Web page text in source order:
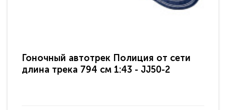
Гоночный автотрек Полиция от сети
длина трека 794 см 1:43 - JJ50-2